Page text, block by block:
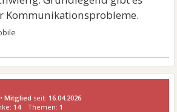
Kommunikationsprobleme.
•Mitglied seit: 16.04.2026
14 Themen: 1